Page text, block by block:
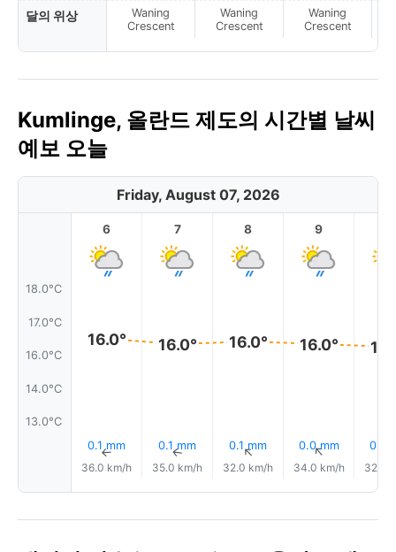
달의 위상
Waning
Crescent
Waning
Crescent
Waning
Crescent
Kumlinge, 올란드 제도의 시간별 날씨
예보 오늘
Friday, August 07, 2026
18.0°C
17.0°C
16.0°C
14.0°C
13.0°C
6
16.0°
0.1 mm
↑
36.0 km/h
7
16.0°
0.1 mm
↑
35.0 km/h
8
16.0°
0.1 mm
↑
32.0 km/h
9
16.0°
0.0 mm
↑
34.0 km/h
0.0
32.0